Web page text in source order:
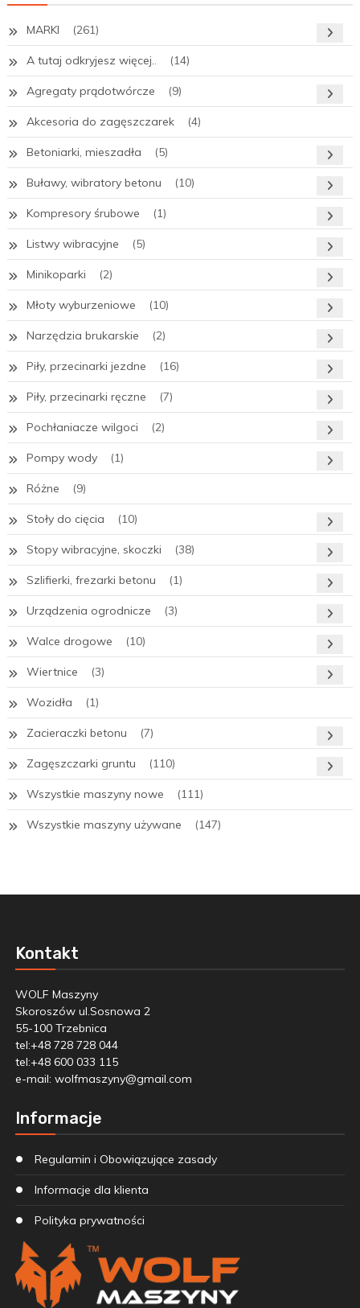
MARKI (261)
A tutaj odkryjesz więcej.. (14)
Agregaty prądotwórcze (9)
Akcesoria do zagęszczarek (4)
Betoniarki, mieszadła (5)
Buławy, wibratory betonu (10)
Kompresory śrubowe (1)
Listwy wibracyjne (5)
Minikoparki (2)
Młoty wyburzeniowe (10)
Narzędzia brukarskie (2)
Piły, przecinarki jezdne (16)
Piły, przecinarki ręczne (7)
Pochłaniacze wilgoci (2)
Pompy wody (1)
Różne (9)
Stoły do cięcia (10)
Stopy wibracyjne, skoczki (38)
Szlifierki, frezarki betonu (1)
Urządzenia ogrodnicze (3)
Walce drogowe (10)
Wiertnice (3)
Wozidła (1)
Zacieraczki betonu (7)
Zagęszczarki gruntu (110)
Wszystkie maszyny nowe (111)
Wszystkie maszyny używane (147)
Kontakt
WOLF Maszyny
Skoroszów ul.Sosnowa 2
55-100 Trzebnica
tel:+48 728 728 044
tel:+48 600 033 115
e-mail: wolfmaszyny@gmail.com
Informacje
Regulamin i Obowiązujące zasady
Informacje dla klienta
Polityka prywatności